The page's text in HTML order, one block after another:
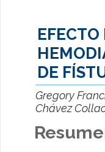
EFECTO
DE
Gregory
Chávez